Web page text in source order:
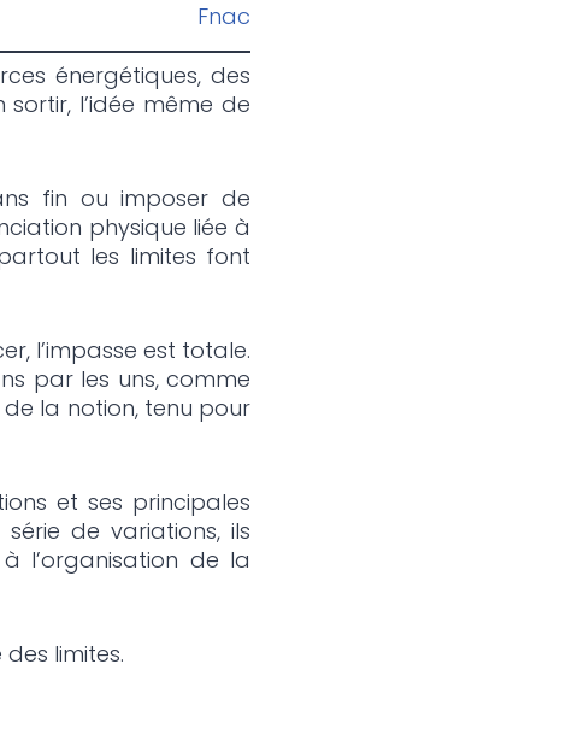
Fnac
énergétiques, des
sortir, l’idée même de
fin ou imposer de
physique liée à
les limites font
l’impasse est totale.
par les uns, comme
la notion, tenu pour
et ses principales
de variations, ils
l’organisation de la
limites.